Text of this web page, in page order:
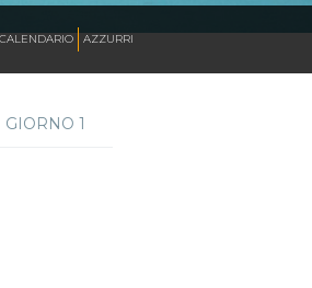
CALENDARIO AZZURRI
GIORNO 1